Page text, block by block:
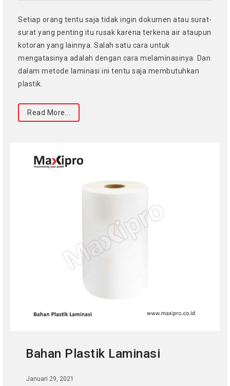
Setiap orang tentu saja tidak ingin dokumen atau surat-
surat yang penting itu rusak karena terkena air ataupun
kotoran yang lainnya. Salah satu cara untuk
mengatasinya adalah dengan cara melaminasinya. Dan
dalam metode laminasi ini tentu saja membutuhkan
plastik.
Read More...
Bahan Plastik Laminasi
Januari 29, 2021